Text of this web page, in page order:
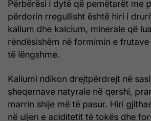
Përbërësi i dytë që pemëtarët me
përdorin rregullisht është hiri i
kalium dhe kalcium, minerale që
rëndësishëm në formimin e
të lëngshme.
Kaliumi ndikon drejtpërdrejt në
sheqernave natyrale në qershi,
marrin shije më të pasur. Hiri
në uljen e aciditetit të tokës dhe